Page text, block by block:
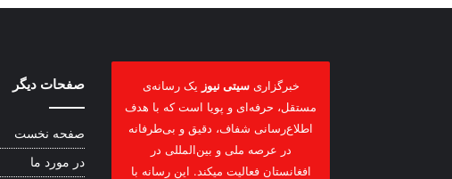
خبرگزاریسیتی نیوز یک رسانه‌ی
مستقل، حرفه‌ای و پویا است که با هدف
اطلاع‌رسانی شفاف، دقیق و بی‌طرفانه
در عرصه ملی و بین‌المللی در
افغانستان فعالیت میکند. این رسانه با
صفحات دیگر
صفحه نخست
در مورد ما